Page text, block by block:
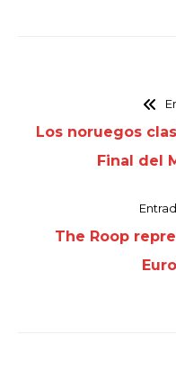
Los noruegos
Final del
The Roop